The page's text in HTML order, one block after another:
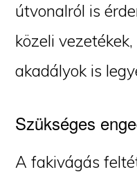
útvonalról is
közeli
akadályok is
Szükséges
A fakivágás